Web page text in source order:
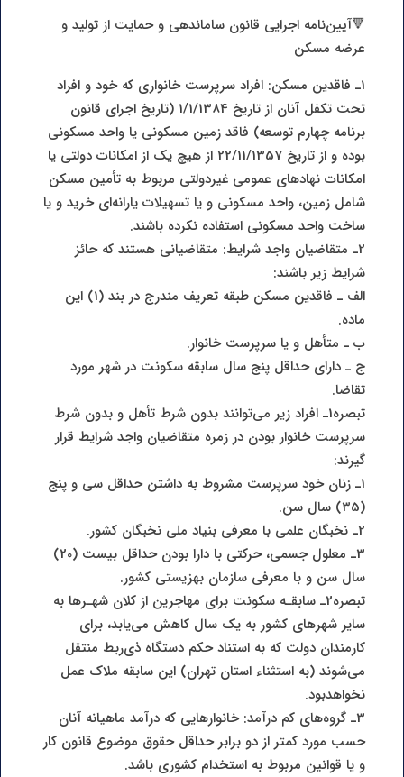
🔻آیین‌نامه اجرایی قانون ساماندهی و حمایت از تولید و
عرضه مسکن
1ـ فاقدین مسکن: افراد سرپرست خانواری که خود و افراد
تحت تکفل آنان از تاریخ 1/1/1384 (تاریخ اجرای قانون
برنامه چهارم توسعه) فاقد زمین مسکونی یا واحد مسکونی
بوده و از تاریخ 22/11/1357 از هیچ یک از امکانات دولتی یا
امکانات نهادهای عمومی غیردولتی مربوط به تأمین مسکن
شامل زمین، واحد مسکونی و یا تسهیلات یارانه‌ای خرید و یا
ساخت واحد مسکونی استفاده نکرده باشند.
2ـ متقاضیان واجد شرایط: متقاضیانی هستند که حائز
شرایط زیر باشند:
الف ـ فاقدین مسکن طبقه تعریف مندرج در بند (1) این
ماده.
ب ـ متأهل و یا سرپرست خانوار.
ج ـ دارای حداقل پنج سال سابقه سکونت در شهر مورد
تقاضا.
تبصره1ـ افراد زیر می‌توانند بدون شرط تأهل و بدون شرط
سرپرست خانوار بودن در زمره متقاضیان واجد شرایط قرار
گیرند:
1ـ زنان خود سرپرست مشروط به داشتن حداقل سی و پنج
(35) سال سن.
2ـ نخبگان علمی با معرفی بنیاد ملی نخبگان کشور.
3ـ معلول جسمی، حرکتی با دارا بودن حداقل بیست (20)
سال سن و با معرفی سازمان بهزیستی کشور.
تبصره2ـ سابقـه سکونت برای مهاجرین از کلان شهـرها به
سایر شهرهای کشور به یک سال کاهش می‌یابد، برای
کارمندان دولت که به استناد حکم دستگاه ذی‌ربط منتقل
می‌شوند (به استثناء استان تهران) این سابقه ملاک عمل
نخواهدبود.
3ـ گروه‌های کم درآمد: خانوارهایی که درآمد ماهیانه آنان
حسب مورد کمتر از دو برابر حداقل حقوق موضوع قانون کار
و یا قوانین مربوط به استخدام کشوری باشد.